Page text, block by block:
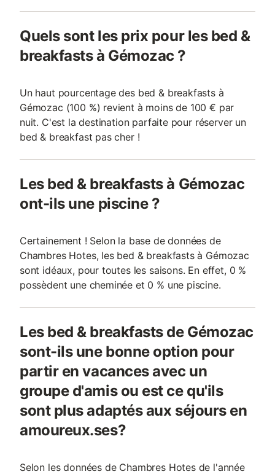
Quels sont les prix pour les bed &
breakfasts à Gémozac ?
Un haut pourcentage des bed & breakfasts à
Gémozac (100 %) revient à moins de 100 € par
nuit. C'est la destination parfaite pour réserver un
bed & breakfast pas cher !
Les bed & breakfasts à Gémozac
ont-ils une piscine ?
Certainement ! Selon la base de données de
Chambres Hotes, les bed & breakfasts à Gémozac
sont idéaux, pour toutes les saisons. En effet, 0 %
possèdent une cheminée et 0 % une piscine.
Les bed & breakfasts de Gémozac
sont-ils une bonne option pour
partir en vacances avec un
groupe d'amis ou est ce qu'ils
sont plus adaptés aux séjours en
amoureux.ses?
Selon les données de Chambres Hotes de l'année